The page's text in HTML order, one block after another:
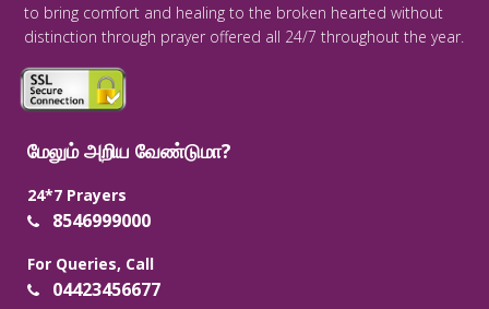
to bring comfort and healing to the broken hearted without
distinction through prayer offered all 24/7 throughout the year.
மேலும் அறிய வேண்டுமா?
24*7 Prayers
8546999000
For Queries, Call
04423456677